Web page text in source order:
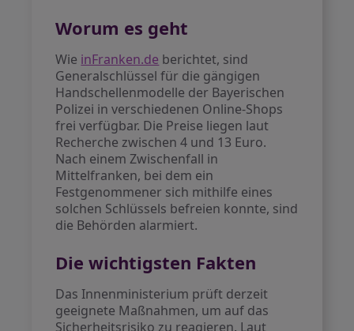
Worum es geht
Wie inFranken.de berichtet, sind
Generalschlüssel für die gängigen
Handschellenmodelle der Bayerischen
Polizei in verschiedenen Online-Shops
frei verfügbar. Die Preise liegen laut
Recherche zwischen 4 und 13 Euro.
Nach einem Zwischenfall in
Mittelfranken, bei dem ein
Festgenommener sich mithilfe eines
solchen Schlüssels befreien konnte, sind
die Behörden alarmiert.
Die wichtigsten Fakten
Das Innenministerium prüft derzeit
geeignete Maßnahmen, um auf das
Sicherheitsrisiko zu reagieren. Laut